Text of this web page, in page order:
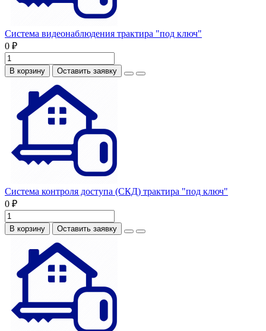
Система видеонаблюдения трактира "под ключ"
0 ₽
В корзину Оставить заявку
Система контроля доступа (СКД) трактира "под ключ"
0 ₽
В корзину Оставить заявку